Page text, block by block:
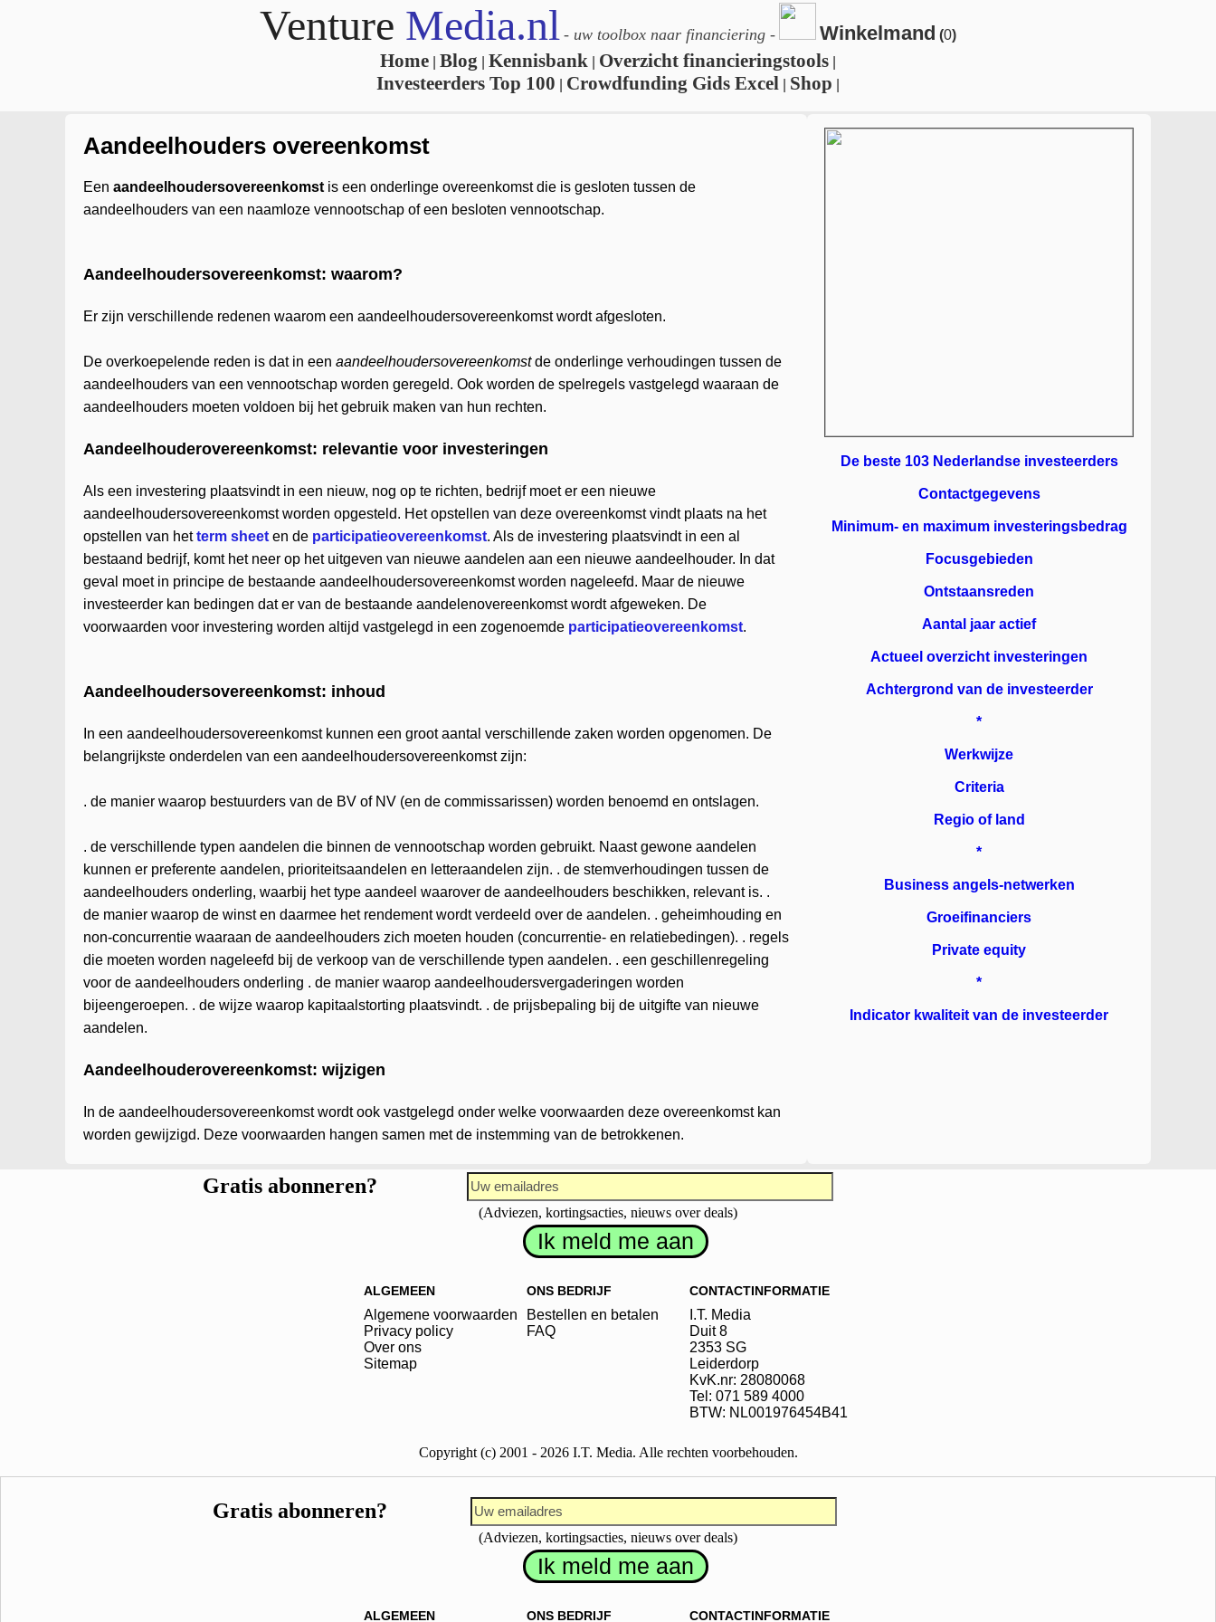
Venture Media.nl - uw toolbox naar financiering - Winkelmand (0)
Home Blog Kennisbank Overzicht financieringstools
Investeerders Top 100 Crowdfunding Gids Excel Shop
Aandeelhouders overeenkomst
Een aandeelhoudersovereenkomstis een onderlinge overeenkomst die is gesloten tussen de
aandeelhouders van een naamloze vennootschap of een besloten vennootschap.
Aandeelhoudersovereenkomst: waarom?
Er zijn verschillende redenen waarom een aandeelhoudersovereenkomst wordt afgesloten.
De overkoepelende reden is dat in een aandeelhoudersovereenkomstde onderlinge verhoudingen tussen de
aandeelhouders van een vennootschap worden geregeld. Ook worden de spelregels vastgelegd waaraan de
aandeelhouders moeten voldoen bij het gebruik maken van hun rechten.
Aandeelhouderovereenkomst: relevantie voor investeringen
Als een investering plaatsvindt in een nieuw, nog op te richten, bedrijf moet er een nieuwe
aandeelhoudersovereenkomst worden opgesteld. Het opstellen van deze overeenkomst vindt plaats na het
opstellen van hetterm sheet en de participatieovereenkomst. Als de investering plaatsvindt in een al
bestaand bedrijf, komt het neer op het uitgeven van nieuwe aandelen aan een nieuwe aandeelhouder. In dat
geval moet in principe de bestaande aandeelhoudersovereenkomst worden nageleefd. Maar de nieuwe
investeerder kan bedingen dat er van de bestaande aandelenovereenkomst wordt afgeweken. De
voorwaarden voor investering worden altijd vastgelegd in een zogenoemde participatieovereenkomst.
Aandeelhoudersovereenkomst: inhoud
In een aandeelhoudersovereenkomst kunnen een groot aantal verschillende zaken worden opgenomen. De
belangrijkste onderdelen van een aandeelhoudersovereenkomst zijn:
. de manier waarop bestuurders van de BV of NV (en de commissarissen) worden benoemd en ontslagen.
. de verschillende typen aandelen die binnen de vennootschap worden gebruikt. Naast gewone aandelen
kunnen er preferente aandelen, prioriteitsaandelen en letteraandelen zijn. . de stemverhoudingen tussen de
aandeelhouders onderling, waarbij het type aandeel waarover de aandeelhouders beschikken, relevant is. .
de manier waarop de winst en daarmee het rendement wordt verdeeld over de aandelen. . geheimhouding en
non-concurrentie waaraan de aandeelhouders zich moeten houden (concurrentie- en relatiebedingen). . regels
die moeten worden nageleefd bij de verkoop van de verschillende typen aandelen. . een geschillenregeling
voor de aandeelhouders onderling . de manier waarop aandeelhoudersvergaderingen worden
bijeengeroepen. . de wijze waarop kapitaalstorting plaatsvindt. . de prijsbepaling bij de uitgifte van nieuwe
aandelen.
Aandeelhouderovereenkomst: wijzigen
In de aandeelhoudersovereenkomst wordt ook vastgelegd onder welke voorwaarden deze overeenkomst kan
worden gewijzigd. Deze voorwaarden hangen samen met de instemming van de betrokkenen.
De beste 103 Nederlandse investeerders
Contactgegevens
Minimum- en maximum investeringsbedrag
Focusgebieden
Ontstaansreden
Aantal jaar actief
Actueel overzicht investeringen
Achtergrond van de investeerder
*
Werkwijze
Criteria
Regio of land
*
Business angels-netwerken
Groeifinanciers
Private equity
*
Indicator kwaliteit van de investeerder
Gratis abonneren?
(Adviezen, kortingsacties, nieuws over deals)
ALGEMEEN
Algemene voorwaarden
Privacy policy
Over ons
Sitemap
ONS BEDRIJF
Bestellen en betalen
FAQ
CONTACTINFORMATIE
I.T. Media
Duit8
2353 SG
Leiderdorp
KvK.nr: 28080068
Tel: 071 589 4000
BTW: NL001976454B41
Copyright (c) 2001 - 2026 I.T. Media. Alle rechten voorbehouden.
Gratis abonneren?
(Adviezen, kortingsacties, nieuws over deals)
ALGEMEEN ONS BEDRIJF CONTACTINFORMATIE